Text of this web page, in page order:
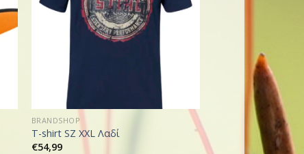
BRANDSHOP
T-shirt SZ XXL Λαδί
€54,99
BRANDSHOP
Μπουφάν fleece, S